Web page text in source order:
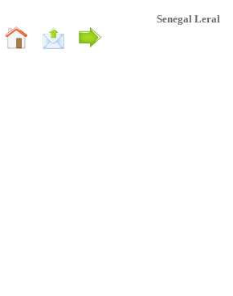
Senegal Leral